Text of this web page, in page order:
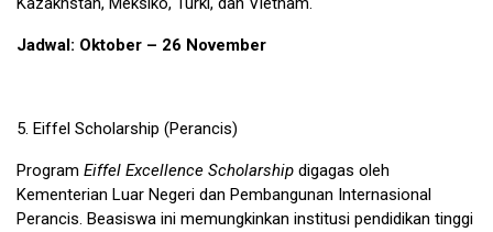
Jadwal: Oktober – 26 November
5. Eiffel Scholarship (Perancis)
Program Eiffel Excellence Scholarship digagas oleh
Kementerian Luar Negeri dan Pembangunan Internasional
Perancis. Beasiswa ini memungkinkan institusi pendidikan tinggi